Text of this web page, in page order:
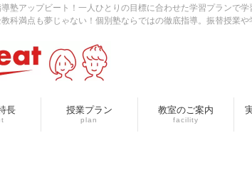
塾アップビート！一人ひとりの目標に合わせた学習プランで
科満点も夢じゃない！個別塾ならではの徹底指導。振替授業
長 授業プラン
plan
教室のご案内
facility